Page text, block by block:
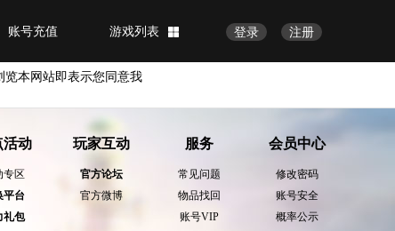
注册
登录
游戏列表
账号充值
览本网站即表示您同意我
活动
专区
平台
礼包
玩家互动
官方论坛
官方微博
服务
常见问题
物品找回
账号VIP
会员中心
修改密码
账号安全
概率公示